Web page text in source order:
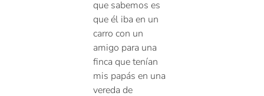
que sabemos es
que él iba en un
carro con un
amigo para una
finca que tenían
mis papás en una
vereda de